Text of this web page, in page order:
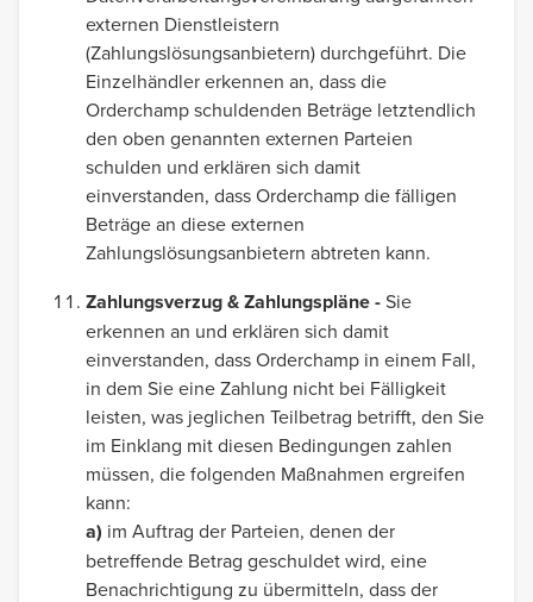
externen Dienstleistern
(Zahlungslösungsanbietern) durchgeführt. Die
Einzelhändler erkennen an, dass die
Orderchamp schuldenden Beträge letztendlich
den oben genannten externen Parteien
schulden und erklären sich damit
einverstanden, dass Orderchamp die fälligen
Beträge an diese externen
Zahlungslösungsanbietern abtreten kann.
Zahlungsverzug & Zahlungspläne -Sie
erkennen an und erklären sich damit
einverstanden, dass Orderchamp in einem Fall,
in dem Sie eine Zahlung nicht bei Fälligkeit
leisten, was jeglichen Teilbetrag betrifft, den Sie
im Einklang mit diesen Bedingungen zahlen
müssen, die folgenden Maßnahmen ergreifen
kann:
a) im Auftrag der Parteien, denen der
betreffende Betrag geschuldet wird, eine
Benachrichtigung zu übermitteln, dass der